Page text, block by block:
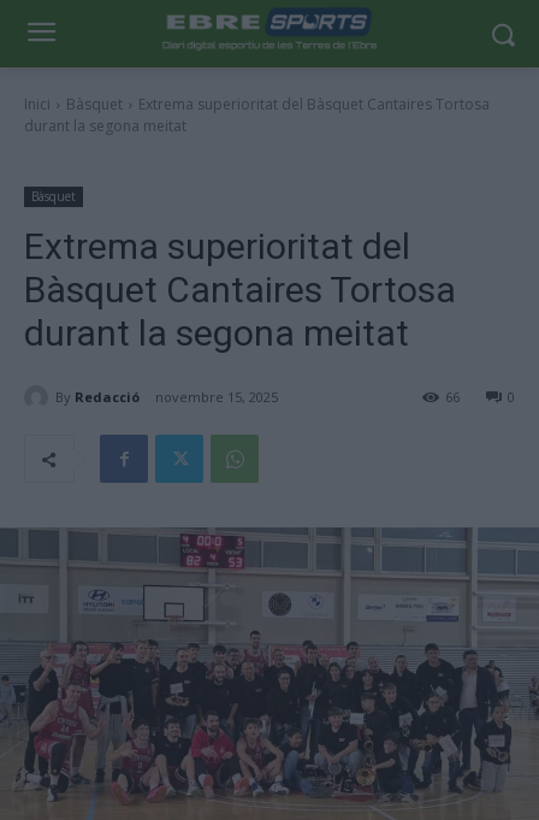
Inici Bàsquet
Extrema superioritat del Bàsquet Cantaires Tortosa
durant la segona meitat
Bàsquet
Extrema superioritat del
Bàsquet Cantaires Tortosa
durant la segona meitat
By Redacció novembre 15, 2025 0
66